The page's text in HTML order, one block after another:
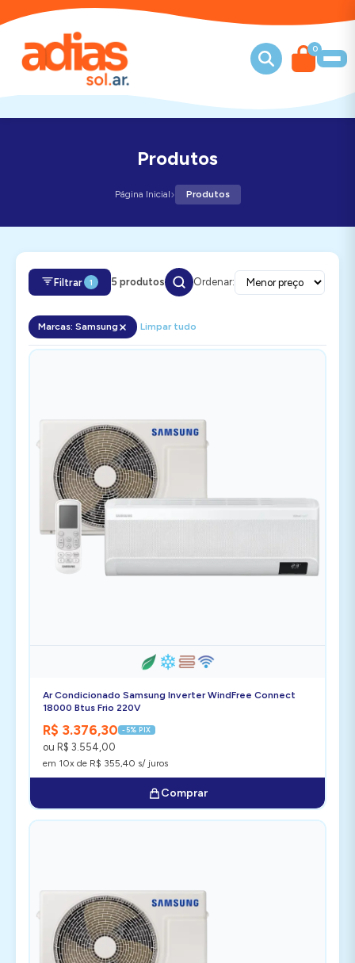
0
Produtos
Página Inicial› Produtos
Filtrar 1 5 produtos Ordenar:
Marcas: Samsung Limpar tudo
Ar Condicionado Samsung Inverter WindFree Connect
18000 Btus Frio 220V
R$ 3.376,30 -5% PIX
ou R$ 3.554,00
em 10x de R$ 355,40 s/ juros
Comprar